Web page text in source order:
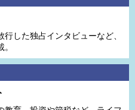
した独占インタビューなど、